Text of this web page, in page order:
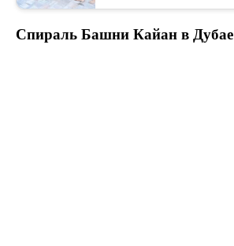
Спираль Башни Кайан в Дубае